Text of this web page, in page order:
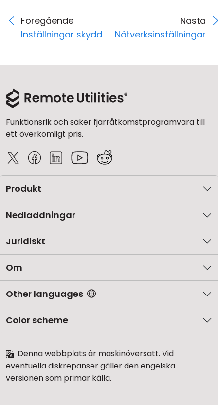
Föregående
Inställningar skydd
Nästa
Nätverksinställningar
Funktionsrik och säker fjärråtkomstprogramvara till
ett överkomligt pris.
Produkt
Nedladdningar
Juridiskt
Om
Other languages
Color scheme
Denna webbplats är maskinöversatt. Vid
eventuella diskrepanser gäller den engelska
versionen som primär källa.